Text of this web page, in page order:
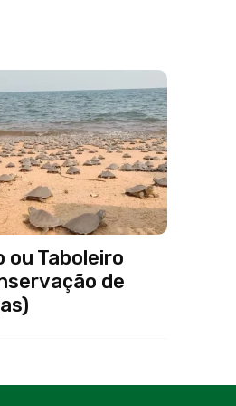
ou Taboleiro
de